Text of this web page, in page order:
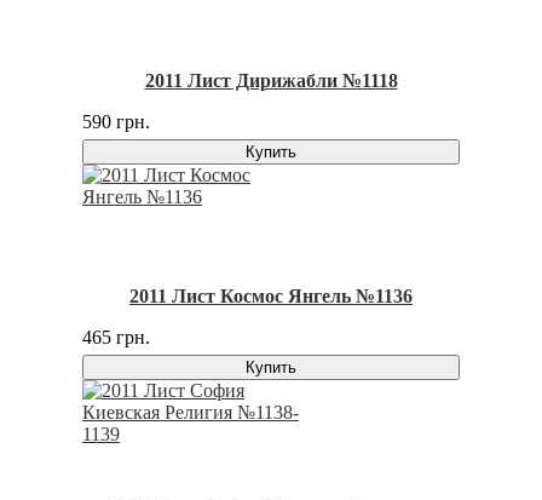
2011 Лист Дирижабли №1118
590 грн.
Купить
2011 Лист Космос Янгель №1136
465 грн.
Купить